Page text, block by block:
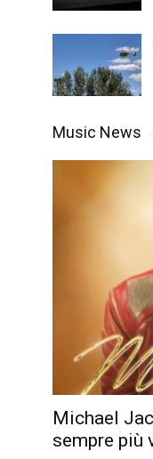
Music News
Michael
sempre più